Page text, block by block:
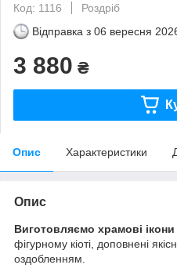
Код: 1116
Роздріб
Відправка з 06 вересня
3 880 ₴
Опис Характеристики
Опис
Виготовляємо храмові
фігурному кіоті, доповнені
оздобленням.